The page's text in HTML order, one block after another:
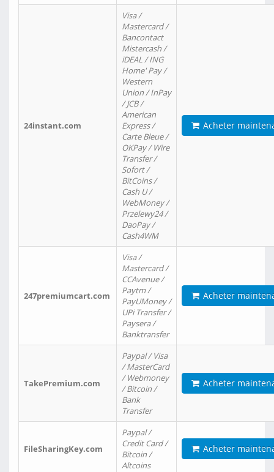
24instant.com
Visa /
Mastercard /
Bancontact
Mistercash /
iDEAL / ING
Home' Pay /
Western
Union / InPay
/ JCB /
American
Express /
Carte Bleue /
OKPay / Wire
Transfer /
Sofort /
BitCoins /
Cash U /
WebMoney /
Przelewy24 /
DaoPay /
Cash4WM
Acheter
247premiumcart.com
Visa /
Mastercard /
CCAvenue /
Paytm /
PayUMoney /
UPi Transfer /
Paysera /
Banktransfer
Acheter
TakePremium.com
Paypal / Visa
/ MasterCard
/ Webmoney
/ Bitcoin /
Bank
Transfer
Acheter
FileSharingKey.com
Paypal /
Credit Card /
Bitcoin /
Altcoins
Acheter